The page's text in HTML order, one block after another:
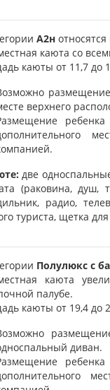
А2н
каюта со
каюты от 11,7 до
верхнего
две
(раковина, душ,
радио,
туриста, щетка
Полулюкс с
каюта
палубе.
каюты от 19,4 до
диван.